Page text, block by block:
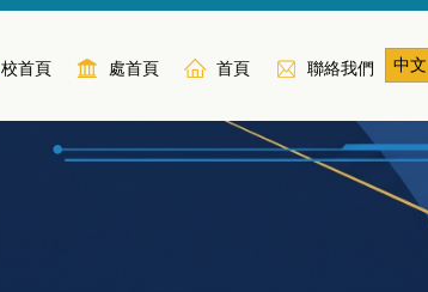
校首頁 處首頁 首頁 聯絡我們 中文